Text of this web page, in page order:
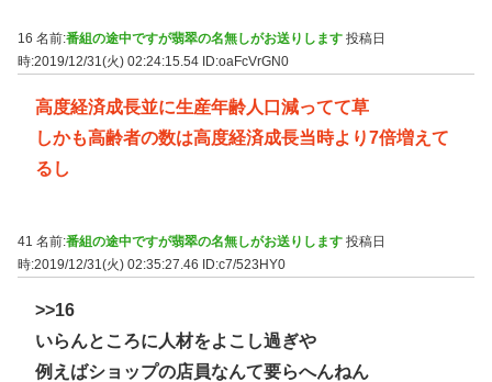
16 名前:番組の途中ですが翡翠の名無しがお送りします 投稿日
時:2019/12/31(火) 02:24:15.54 ID:oaFcVrGN0
高度経済成長並に生産年齢人口減ってて草
しかも高齢者の数は高度経済成長当時より7倍増えて
るし
41 名前:番組の途中ですが翡翠の名無しがお送りします 投稿日
時:2019/12/31(火) 02:35:27.46 ID:c7/523HY0
>>16
いらんところに人材をよこし過ぎや
例えばショップの店員なんて要らへんねん